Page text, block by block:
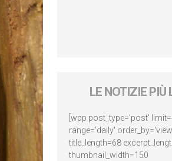
LE NOTIZIE PIÙ
[wpp post_type='post'
range='daily'
title_length=68
thumbnail_width=150